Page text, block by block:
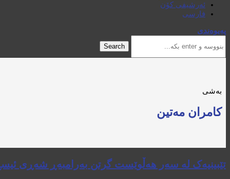
ئەرشیفی کۆن
فارسی
پەیوەندی
Search
بەشی
كامران مه‌تین
‏تێبینیەک له سەر هەڵوێست گرتن بەرامبەڕ شەڕی‎ ئیسڕائیل و حەماس